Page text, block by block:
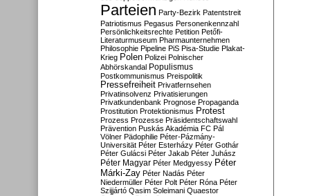
Parteien Party-Bezirk Patentstreit
Patriotismus Pegasus Personenkennzahl
Persönlichkeitsrechte Petition Petőfi-
Literaturmuseum Pharmaunternehmen
Philosophie Pipeline PiS Pisa-Studie Plakat-
Krieg Polen Polizei Polnischer
Abhörskandal Populismus
Postkommunismus Preispolitik
Pressefreiheit Privatfernsehen
Privatinsolvenz Privatisierungen
Privatkundenbank Prognose Propaganda
Prostitution Protektionismus Protest
Prozess Prozesse Präsidentschaftswahl
Prävention Puskás Akadémia FC Pál
Völner Pädophilie Péter-Pázmány-
Universität Péter Esterházy Péter Gothár
Péter Gulácsi Péter Jakab Péter Juhász
Péter Magyar Péter Medgyessy Péter
Márki-Zay Péter Nadás Péter
Niedermüller Péter Polt Péter Róna Péter
Szijjártó Qasim Soleimani Quaestor